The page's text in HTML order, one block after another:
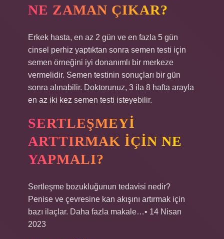
NE ZAMAN ÇIKAR?
Erkek hasta, en az 2 gün ve en fazla 5 gün
cinsel perhiz yaptıktan sonra semen testi için
semen örneğini iyi donanımlı bir merkeze
vermelidir. Semen testinin sonuçları bir gün
sonra alınabilir. Doktorunuz, 3 ila 8 hafta arayla
en az iki kez semen testi isteyebilir.
SERTLEŞMEYI
ARTTIRMAK IÇIN NE
YAPMALI?
Sertleşme bozukluğunun tedavisi nedir?
Penise ve çevresine kan akışını artırmak için
bazı ilaçlar. Daha fazla makale…• 14 Nisan
2023